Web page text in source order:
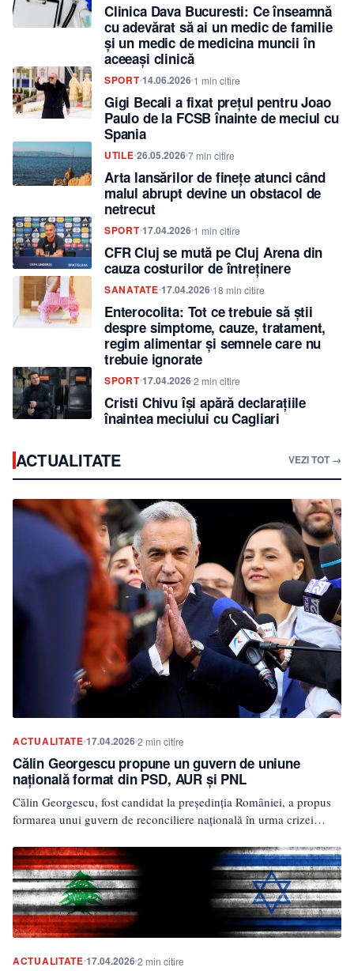
Clinica Dava Bucuresti: Ce înseamnă
cu adevărat să ai un medic de familie
și un medic de medicina muncii în
aceeași clinică
SPORT14.06.20261 min citire
Gigi Becali a fixat prețul pentru Joao
Paulo de la FCSB înainte de meciul cu
Spania
UTILE 26.05.20267 min citire
Arta lansărilor de finețe atunci când
malul abrupt devine un obstacol de
netrecut
SPORT17.04.20261 min citire
CFR Cluj se mută pe Cluj Arena din
cauza costurilor de întreținere
SANATATE 17.04.202618 min citire
Enterocolita: Tot ce trebuie să știi
despre simptome, cauze, tratament,
regim alimentar și semnele care nu
trebuie ignorate
SPORT17.04.20262 min citire
Cristi Chivu își apără declarațiile
înaintea meciului cu Cagliari
ACTUALITATE VEZI TOT →
ACTUALITATE 17.04.20262 min citire
Călin Georgescu propune un guvern de uniune
națională format din PSD, AUR și PNL
Călin Georgescu, fost candidat la președinția României, a propus
formarea unui guvern de reconciliere națională în urma crizei…
ACTUALITATE 17.04.20262 min citire